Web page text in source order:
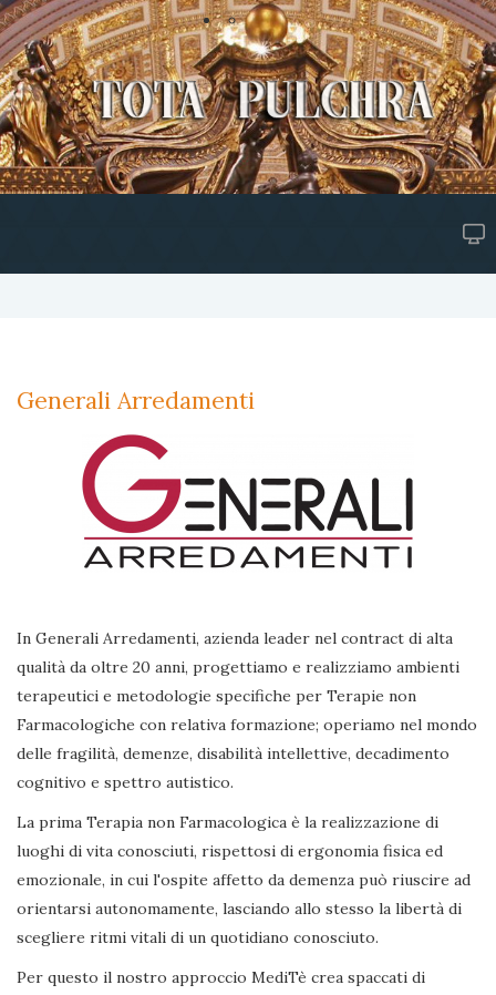
Generali Arredamenti
In Generali Arredamenti, azienda leader nel contract di alta
qualità da oltre 20 anni, progettiamo e realizziamo ambienti
terapeutici e metodologie specifiche per Terapie non
Farmacologiche con relativa formazione; operiamo nel mondo
delle fragilità, demenze, disabilità intellettive, decadimento
cognitivo e spettro autistico.
La prima Terapia non Farmacologica è la realizzazione di
luoghi di vita conosciuti, rispettosi di ergonomia fisica ed
emozionale, in cui l'ospite affetto da demenza può riuscire ad
orientarsi autonomamente, lasciando allo stesso la libertà di
scegliere ritmi vitali di un quotidiano conosciuto.
Per questo il nostro approccio MediTè crea spaccati di